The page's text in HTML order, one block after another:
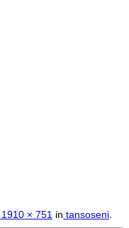
1910 × 751 in tansoseni